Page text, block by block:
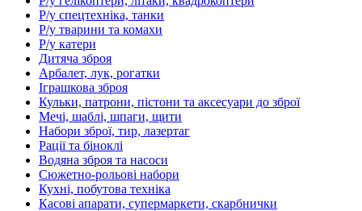
Р/у спецтехніка, танки
Р/у тварини та комахи
Р/у катери
Дитяча зброя
Арбалет, лук, рогатки
Іграшкова зброя
Кульки, патрони, пістони та аксесуари до зброї
Мечі, шаблі, шпаги, щити
Набори зброї, тир, лазертаг
Рації та біноклі
Водяна зброя та насоси
Сюжетно-рольові набори
Кухні, побутова техніка
Касові апарати, супермаркети, скарбнички